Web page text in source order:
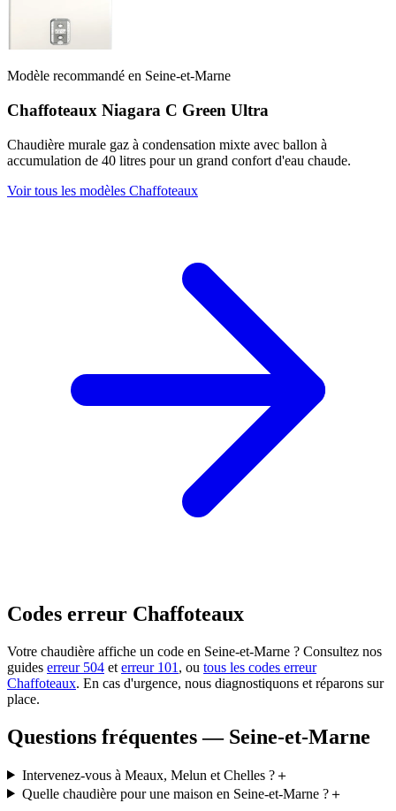
Modèle recommandé en Seine-et-Marne
Chaffoteaux Niagara C Green Ultra
Chaudière murale gaz à condensation mixte avec ballon à
accumulation de 40 litres pour un grand confort d'eau chaude.
Voir tous les modèles Chaffoteaux
Codes erreur Chaffoteaux
Votre chaudière affiche un code en Seine-et-Marne ? Consultez nos
guides erreur 504 et erreur 101 , ou tous les codes erreur
Chaffoteaux. En cas d'urgence, nous diagnostiquons et réparons sur
place.
Questions fréquentes — Seine-et-Marne
Intervenez-vous à Meaux, Melun et Chelles ?＋
Quelle chaudière pour une maison en Seine-et-Marne ?＋